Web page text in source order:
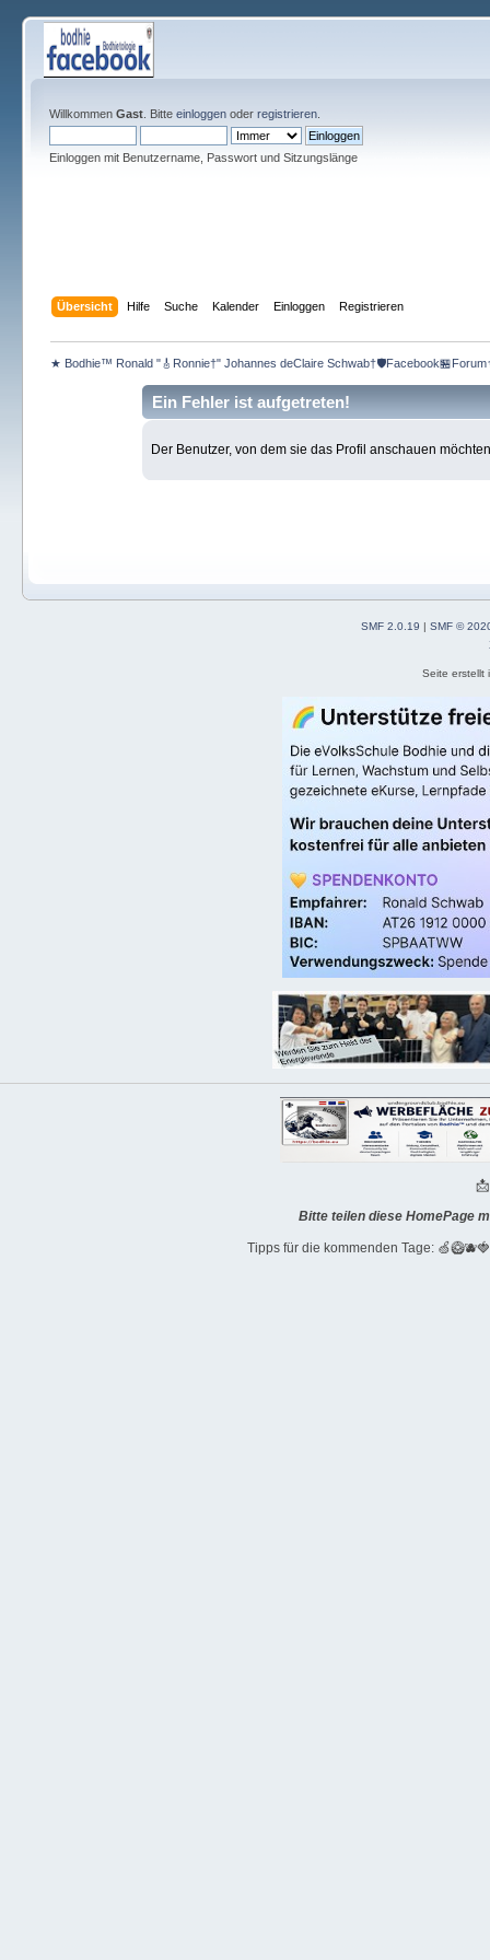
Willkommen Gast. Bitte einloggenoder registrieren.
Einloggen mit Benutzername, Passwort und Sitzungslänge
Übersicht Hilfe Suche Kalender Einloggen Registrieren
★ Bodhie™ Ronald "🎸Ronnie†" Johannes deClaire
Ein Fehler ist aufgetreten!
Der Benutzer, von dem sie das Profil anschauen
SMF 2.0.19 |SMF ©
Seite erstellt
Bitte teilen diese HomePage
Tipps für die kommenden Tage: